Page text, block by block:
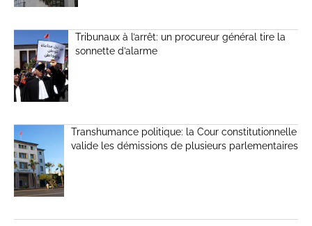
Tribunaux à l’arrêt: un procureur général tire la
sonnette d’alarme
Transhumance politique: la Cour constitutionnelle
valide les démissions de plusieurs parlementaires